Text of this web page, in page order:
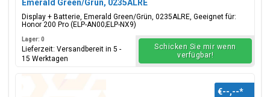
Emerald Green/Grün, 0235ALRE
Display + Batterie, Emerald Green/Grün, 0235ALRE, Geeignet für:
Honor 200 Pro (ELP-AN00;ELP-NX9)
Lager: 0
Lieferzeit: Versandbereit in 5 -
15 Werktagen
Schicken Sie mir wenn
verfügbar!
€--,--*